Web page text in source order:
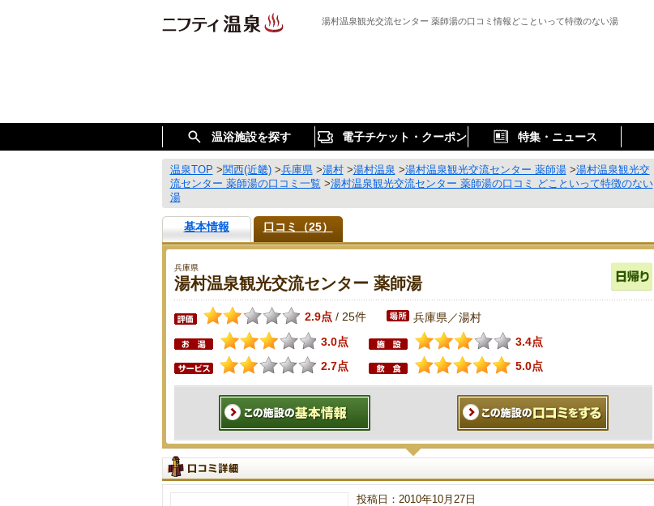
湯村温泉観光交流センター 薬師湯の口コミ情報どこといって特徴のない湯
温浴施設を探す 電子チケット・クーポン 特集・ニュース
温泉TOP >関西(近畿)>兵庫県>湯村>湯村温泉 >湯村温泉観光交流センター 薬師湯>湯村温泉観光交
流センター 薬師湯の口コミ一覧 >湯村温泉観光交流センター 薬師湯の口コミ どこといって特徴のない
湯
基本情報 口コミ（25）
兵庫県
湯村温泉観光交流センター 薬師湯
2.9点 / 25件 兵庫県／湯村
3.0点
3.4点
2.7点
5.0点
投稿日：2010年10月27日